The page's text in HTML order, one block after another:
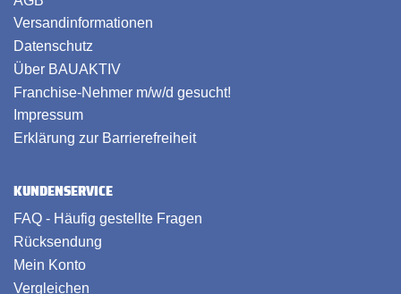
Versandinformationen
Datenschutz
Über BAUAKTIV
Franchise-Nehmer m/w/d gesucht!
Impressum
Erklärung zur Barrierefreiheit
KUNDENSERVICE
FAQ - Häufig gestellte Fragen
Rücksendung
Mein Konto
Vergleichen